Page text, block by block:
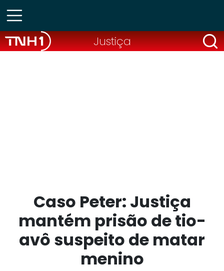
Justiça
Caso Peter: Justiça
mantém prisão de tio-
avô suspeito de matar
menino